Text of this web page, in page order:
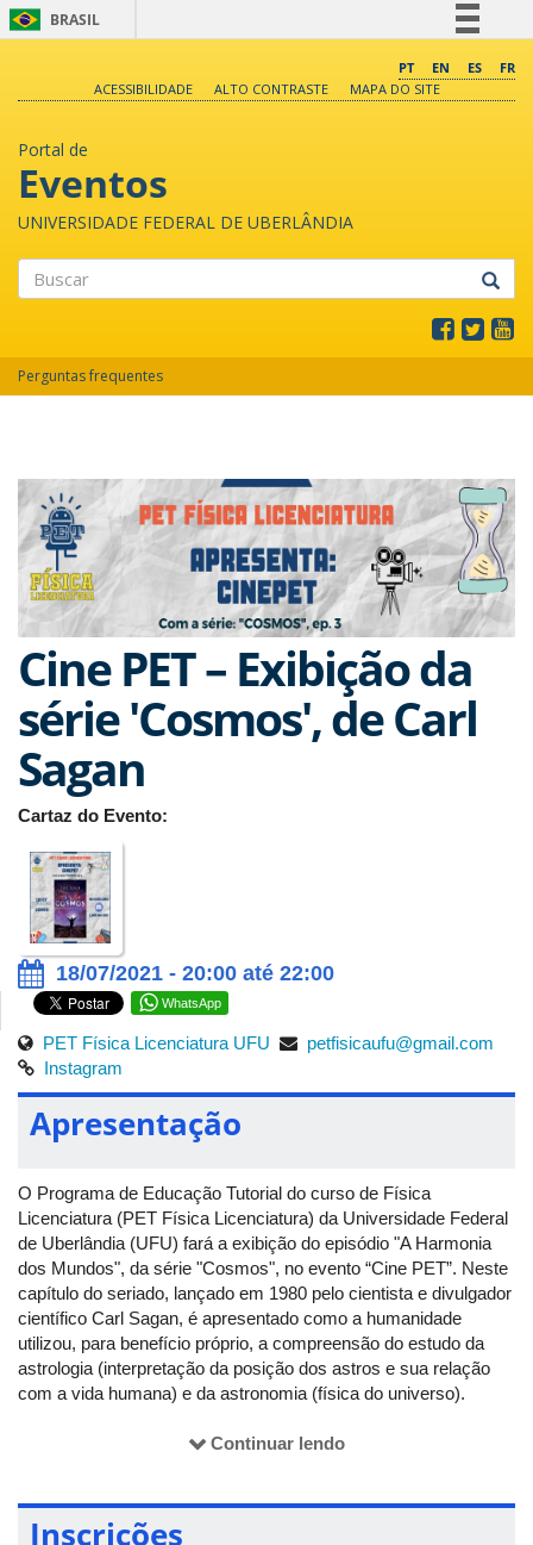
BRASIL
Comunica BR
PT EN ES
FR
ACESSIBILIDADE
ALTO CONTRASTE MAPA DO SITE
Portal de
Eventos
UNIVERSIDADE FEDERAL DE UBERLÂNDIA
Perguntas frequentes
Cine PET – Exibição da
série 'Cosmos', de Carl
Sagan
Cartaz do Evento:
18/07/2021 - 20:00 até 22:00
WhatsApp
PET Física Licenciatura UFU
petfisicaufu@gmail.com
Instagram
Apresentação
O Programa de Educação Tutorial do curso de Física
Licenciatura (PET Física Licenciatura) da Universidade Federal
de Uberlândia (UFU) fará a exibição do episódio "A Harmonia
dos Mundos", da série "Cosmos", no evento “Cine PET”. Neste
capítulo do seriado, lançado em 1980 pelo cientista e divulgador
científico Carl Sagan, é apresentado como a humanidade
utilizou, para benefício próprio, a compreensão do estudo da
astrologia (interpretação da posição dos astros e sua relação
com a vida humana) e da astronomia (física do universo).
(18/07), das 20h às 22h, naplataforma Discord
as questões que foram abordadas.
Continuar lendo
Inscrições